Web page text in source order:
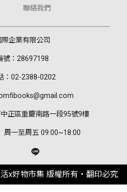
聯絡我們
企業有限公司
號：28697198
：02-2388-0202
正區重慶南路一段95號9樓
周一至周五 09:00~18:00
x好物市集 版權所有‧翻印必究